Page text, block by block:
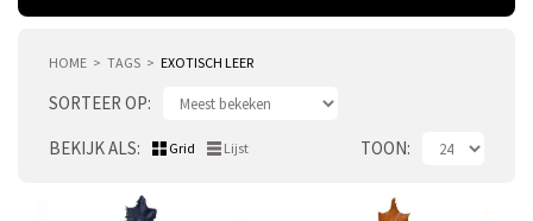
HOME TAGS EXOTISCH LEER
SORTEER OP
BEKIJK ALS
Grid Lijst TOON